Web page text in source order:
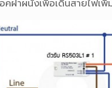
ฝาผนังเพื่อเดินสายไฟเพิ่